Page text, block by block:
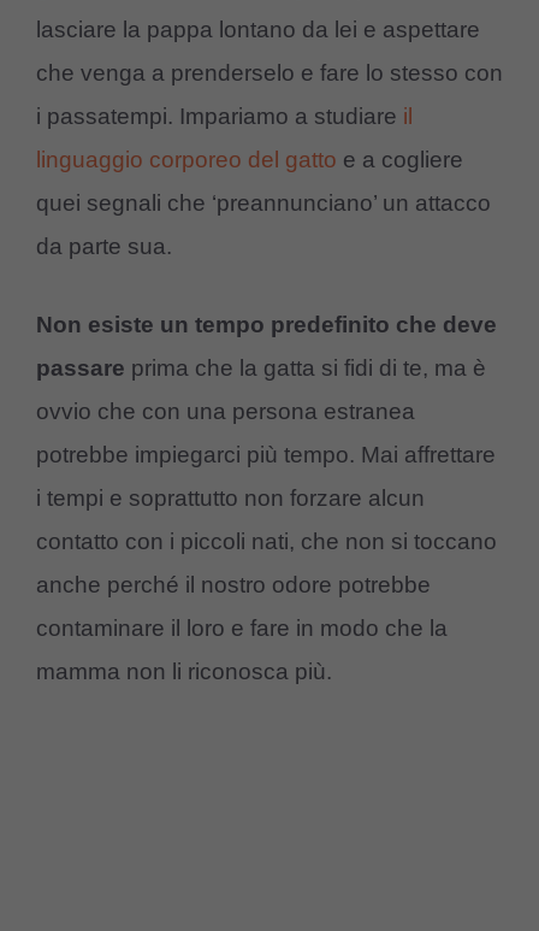
lasciare la pappa lontano da lei e aspettare
che venga a prenderselo e fare lo stesso con
i passatempi. Impariamo a studiare il
linguaggio corporeo del gatto e a cogliere
quei segnali che ‘preannunciano’ un attacco
da parte sua.
Non esiste un tempo predefinito che deve
passare prima che la gatta si fidi di te, ma è
ovvio che con una persona estranea
potrebbe impiegarci più tempo. Mai affrettare
i tempi e soprattutto non forzare alcun
contatto con i piccoli nati, che non si toccano
anche perché il nostro odore potrebbe
contaminare il loro e fare in modo che la
mamma non li riconosca più.